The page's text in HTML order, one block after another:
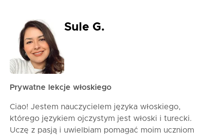
Sule G.
Prywatne lekcje włoskiego
Ciao! Jestem nauczycielem języka włoskiego,
którego językiem ojczystym jest włoski i turecki.
Uczę z pasją i uwielbiam pomagać moim uczniom